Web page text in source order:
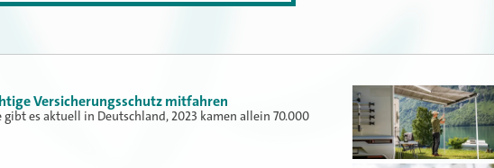
Versicherungsschutz mitfahren
es aktuell in Deutschland, 2023 kamen ­allein 70.000